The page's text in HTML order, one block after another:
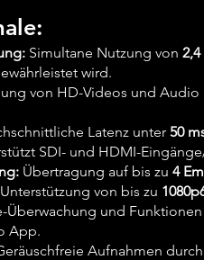
Simultane Nutzung von
wird.
von HD-Videos und
Latenz unter 50
SDI- und HDMI-
Übertragung auf bis zu 4
Unterstützung von bis zu
Überwachung und
App.
Aufnahmen